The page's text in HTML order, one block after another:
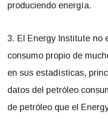
produciendo energía.
3. El Energy Institute no
consumo propio de
en sus estadísticas,
datos del petróleo
de petróleo que el